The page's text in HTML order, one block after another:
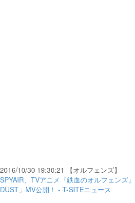
2016/10/30 19:30:21 【オルフェンズ】
SPYAIR、TVアニメ『鉄血のオルフェンズ
DUST」MV公開！ - T-SITEニュース